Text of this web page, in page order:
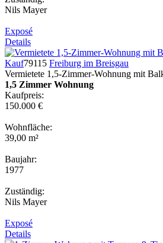
Nils Mayer
Exposé
Details
Kauf79115 Freiburg im Breisgau
Vermietete 1,5-Zimmer-Wohnung mit
1,5 Zimmer Wohnung
Kaufpreis:
150.000 €
Wohnfläche:
39,00 m²
Baujahr:
1977
Zuständig:
Nils Mayer
Exposé
Details